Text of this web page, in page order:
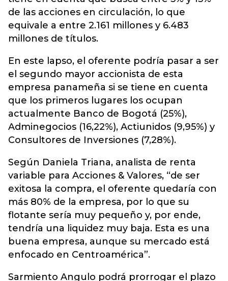
de las acciones en circulación, lo que
equivale a entre 2.161 millones y 6.483
millones de títulos.
En este lapso, el oferente podría pasar a ser
el segundo mayor accionista de esta
empresa panameña si se tiene en cuenta
que los primeros lugares los ocupan
actualmente Banco de Bogotá (25%),
Adminegocios (16,22%), Actiunidos (9,95%) y
Consultores de Inversiones (7,28%).
Según Daniela Triana, analista de renta
variable para Acciones & Valores, “de ser
exitosa la compra, el oferente quedaría con
más 80% de la empresa, por lo que su
flotante sería muy pequeño y, por ende,
tendría una liquidez muy baja. Esta es una
buena empresa, aunque su mercado está
enfocado en Centroamérica”.
Sarmiento Angulo podrá prorrogar el plazo